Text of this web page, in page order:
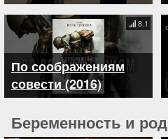
По соображениям
совести (2016)
8.1
Беременность и